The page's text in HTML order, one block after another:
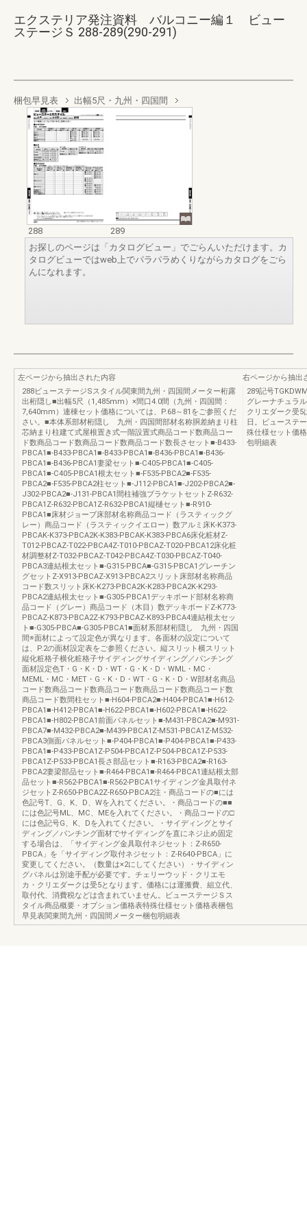
エクステリア発注資料 バルコニー編１ ビュー
ステージＳ 288-289(290-291)
梱包早見表 出幅5尺・九州・四国間
288
289
お探しのページは「カタログビュー」でごらんいただけます。カ
タログビューではweb上でパラパラめくりながらカタログをごら
んになれます。
左ページから抽出された内容
288ビューステージSスタイル関東間九州・四国間メーター桁露
出桁隠し■出幅5尺（1,485mm）×間口4.0間（九州・四国間：
7,640mm）連棟セット価格については、P.68～81をご参照くだ
さい。■本体系部材桁隠し 九州・四国間部材名称胴差納まり柱
芯納まり柱建て式屋根置き式一階設置式商品コード数商品コー
ド数商品コード数商品コード数商品コード数長さセット■-B433-
PBCA1■-B433-PBCA1■-B433-PBCA1■-B436-PBCA1■-B436-
PBCA1■-B436-PBCA1妻梁セット■-C405-PBCA1■-C405-
PBCA1■-C405-PBCA1根太セット■-F535-PBCA2■-F535-
PBCA2■-F535-PBCA2柱セット■-J112-PBCA1■-J202-PBCA2■-
J302-PBCA2■-J131-PBCA1間柱補強ブラケットセットZ-R632-
PBCA1Z-R632-PBCA1Z-R632-PBCA1縦樋セット■-R910-
PBCA1■床材ジョーブ床部材名称商品コード（ラスティックグ
レー）商品コード（ラスティックイエロー）数アルミ床K-K373-
PBCAK-K373-PBCA2K-K383-PBCAK-K383-PBCA6床化粧材Z-
T012-PBCAZ-T022-PBCA4Z-T010-PBCAZ-T020-PBCA12床化粧
材調整材Z-T032-PBCAZ-T042-PBCA4Z-T030-PBCAZ-T040-
PBCA3連結根太セット■-G315-PBCA■-G315-PBCA1グレーチン
グセットZ-X913-PBCAZ-X913-PBCA2スリット床部材名称商品
コード数スリット床K-K273-PBCA2K-K283-PBCA2K-K293-
PBCA2連結根太セット■-G305-PBCA1デッキボード部材名称商
品コード（グレー）商品コード（木目）数デッキボードZ-K773-
PBCAZ-K873-PBCA2Z-K793-PBCAZ-K893-PBCA4連結根太セッ
ト■-G305-PBCA■-G305-PBCA1■面材系部材桁隠し 九州・四国
間※面材によって設定色が異なります。各面材の設定について
は、P.2の面材設定表をご参照ください。縦スリット横スリット
縦化粧格子横化粧格子サイディングサイディング／パンチング
面材設定色T・G・K・D・WT・G・K・D・WML・MC・
MEML・MC・MET・G・K・D・WT・G・K・D・W部材名商品
コード数商品コード数商品コード数商品コード数商品コード数
商品コード数間柱セット■-H604-PBCA2■-H404-PBCA1■-H612-
PBCA1■-H412-PBCA1■-H622-PBCA1■-H602-PBCA1■-H622-
PBCA1■-H802-PBCA1前面パネルセット■-M431-PBCA2■-M931-
PBCA7■-M432-PBCA2■-M439-PBCA1Z-M531-PBCA1Z-M532-
PBCA3側面パネルセット■-P404-PBCA1■-P404-PBCA1■-P433-
PBCA1■-P433-PBCA1Z-P504-PBCA1Z-P504-PBCA1Z-P533-
PBCA1Z-P533-PBCA1長さ部品セット■-R163-PBCA2■-R163-
PBCA2妻梁部品セット■-R464-PBCA1■-R464-PBCA1連結根太部
品セット■-R562-PBCA1■-R562-PBCA1サイディング金具取付ネ
ジセットZ-R650-PBCA2Z-R650-PBCA2注・商品コードの■には
色記号T、G、K、D、Wを入れてください。・商品コードの■■
には色記号ML、MC、MEを入れてください。・商品コードの□
には色記号G、K、Dを入れてください。・サイディングとサイ
ディング／パンチング面材でサイディングを直にネジ止め固定
する場合は、「サイディング金具取付ネジセット：Z-R650-
PBCA」を「サイディング取付ネジセット：Z-R640-PBCA」に
変更してください。（数量は×2にしてください）・サイディン
グパネルは別途手配が必要です。チェリーウッド・クリエモ
カ・クリエダークは受5となります。価格には運搬費、組立代、
取付代、消費税などは含まれていません。ビューステージＳス
タイル商品概要・オプション価格表特殊仕様セット価格表梱包
早見表関東間九州・四国間メーター梱包明細表
右ページから抽出
289記号
グレーナチュラ
クリエダーク受5
日。ビューステ
殊仕様セット価
包明細表